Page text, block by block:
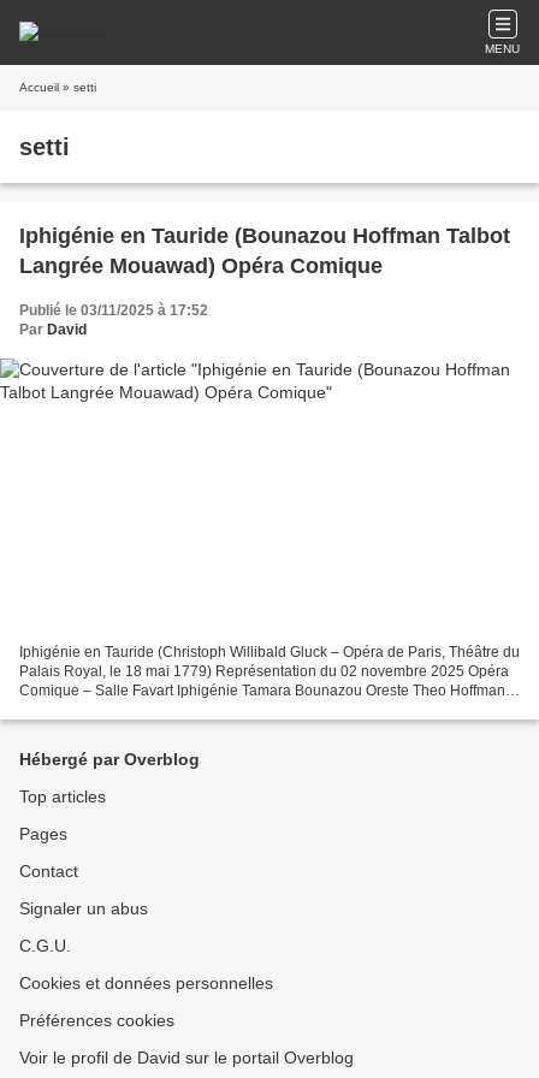
MENU
Accueil » setti
setti
Iphigénie en Tauride (Bounazou Hoffman Talbot
Langrée Mouawad) Opéra Comique
Publié le 03/11/2025 à 17:52
Par David
Iphigénie en Tauride (Christoph Willibald Gluck – Opéra de Paris, Théâtre du
Palais Royal, le 18 mai 1779) Représentation du 02 novembre 2025 Opéra
Comique – Salle Favart Iphigénie Tamara Bounazou Oreste Theo Hoffman
Hébergé par Overblog
Top articles
Pages
Contact
Signaler un abus
C.G.U.
Cookies et données personnelles
Préférences cookies
Voir le profil de David sur le portail Overblog